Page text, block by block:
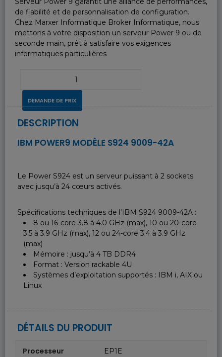
de fiabilité et de personnalisation de configuration.
Chez Marxer Informatique Broker Informatique, nous
mettons à votre disposition un serveur Power 9 ou de
seconde main, prêt à satisfaire vos exigences
informatiques particulières
DEMANDE DE PRIX
DESCRIPTION
IBM POWER9 MODÈLE S924 9009-42A
Le Power S924 est un serveur puissant à 2 sockets
avec jusqu’à 24 cœurs activés.
Spécifications techniques de l’IBM S924 9009-42A :
8 ou 16-core 3.8 à 4.0 GHz (max), 10 ou 20-core
3.5 à 3.9 GHz (max), 12 ou 24-core 3.4 à 3.9 GHz
(max)
Mémoire : jusqu’à 4 TB DDR4
Format : Version rackable 4U
Systèmes d’exploitation supportés : IBM i, AIX ou
Linux
DÉTAILS DU PRODUIT
Processeur EP1E